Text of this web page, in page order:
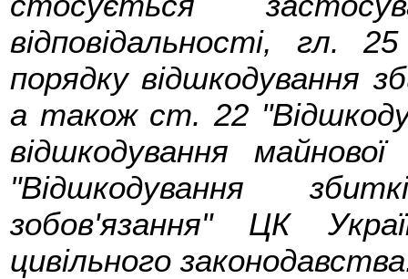
відповідальності, гл.
порядку відшкодування
а також ст. 22
відшкодування
"Відшкодування
зобов'язання" ЦК
цивільного